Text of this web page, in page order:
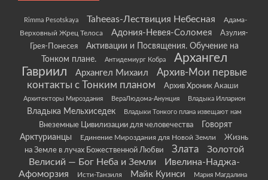
Rimma Pesotskaya Taheeas-Лествиция Небесная
Адама-
Верховный Жрец Телоса
Адония-Невея-Соломея
Азулия-
Грея-Понесея
Активации и Посвящения. Обучение на
Тонком плане.
Антидемиург Кобра
Архангел
Гавриил
Архангел Михаил
Архив-Мои первые
контакты с Тонким планом
Архив Хроник Акаши
Архитекторы Мироздания ВераЛюдома-Анунция Владыка Илларион
Владыка Мельхиседек Владыки Тонкого плана извещают нам
Внеземные Цивилизации для человечества
Говорят
Арктурианцы
Единение Мироздания для Новой Земли
Жизнь
на Земле в лучах Божественной Любви
Злата
Золотой
Велисий — Бог Неба и Земли
Ивелина-Наджа-
Афоморзия
Исти-Танзиля Майк Куинси Мария Магдалина